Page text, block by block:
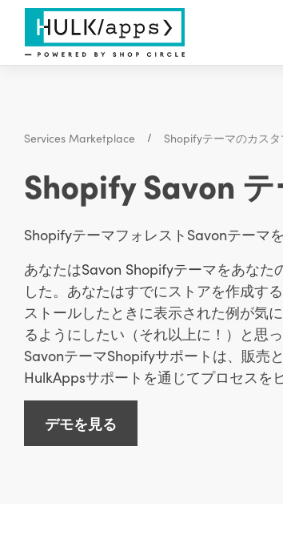
Services Marketplace Shopifyテーマのカス
Shopify Savon
ShopifyテーマフォレストSavonテーマ
あなたはSavon Shopifyテーマをあな
した。あなたはすでにストアを作成す
ストールしたときに表示された例が気
るようにしたい（それ以上に！）と思
SavonテーマShopifyサポートは、販売
HulkAppsサポートを通じてプロセスを
デモを見る